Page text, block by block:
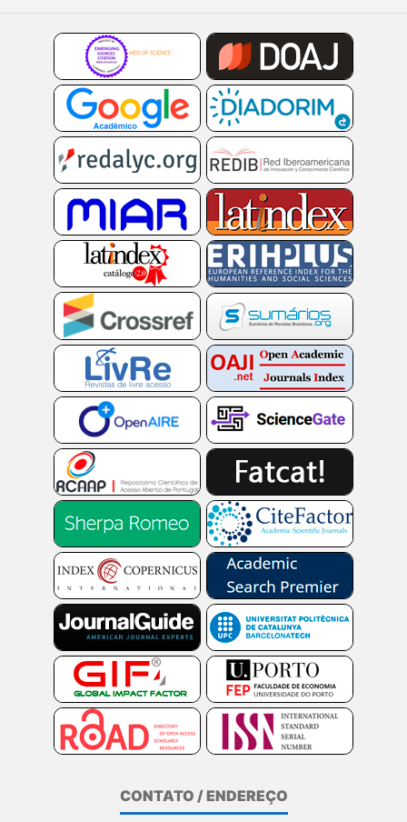
CONTATO / ENDEREÇO